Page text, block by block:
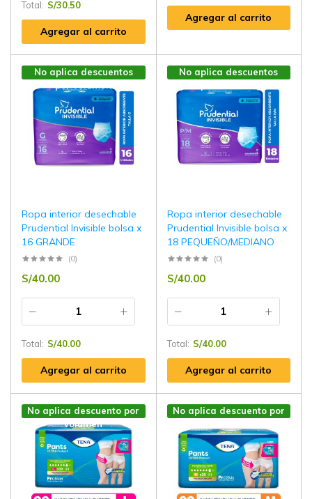
Total: S/30.50
Agregar al carrito
Agregar al carrito
No aplica descuentos
por volúmen
Ropa interior desechable
Prudential Invisible bolsa x
16 GRANDE
(0)
S/40.00
Total: S/40.00
Agregar al carrito
No aplica descuentos
Ropa interior desechable
Prudential Invisible bolsa x
18 PEQUEÑO/MEDIANO
(0)
S/40.00
Total: S/40.00
Agregar al carrito
No aplica descuento por
volúmen
No aplica descuento por